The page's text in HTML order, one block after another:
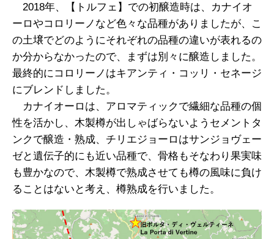
2018年、【トルフェ】での初醸造時は、カナイオ
ーロやコロリーノなど色々な品種がありましたが、こ
の土壌でどのようにそれぞれの品種の違いが表れるの
か分からなかったので、まずは別々に醸造しました。
最終的にコロリーノはキアンティ・コッリ・セネージ
にブレンドしました。
カナイオーロは、アロマティックで繊細な品種の個
性を活かし、木製樽が出しゃばらないようセメントタ
ンクで醸造・熟成、チリエジョーロはサンジョヴェー
ゼと遺伝子的にも近い品種で、骨格もそなわり果実味
も豊かなので、木製樽で熟成させても樽の風味に負け
ることはないと考え、樽熟成を行いました。